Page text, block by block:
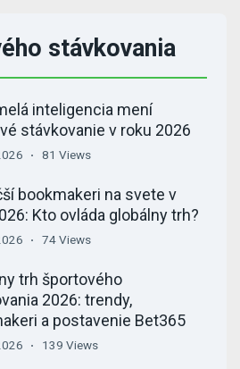
stávkovania
inteligencia mení
stávkovanie v roku 2026
81 Views
bookmakeri na svete v
Kto ovláda globálny trh?
74 Views
trh športového
2026: trendy,
a postavenie Bet365
139 Views